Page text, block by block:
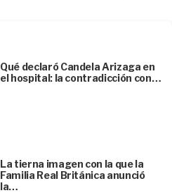
Qué declaró Candela Arizaga en
el hospital: la contradicción con…
La tierna imagen con la que la
Familia Real Británica anunció
la…